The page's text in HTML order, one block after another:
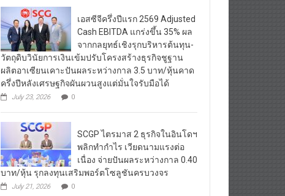
เอสซีจีครึ่งปีแรก 2569 Adjusted
Cash EBITDA แกร่งขึ้น 35% ผล
จากกลยุทธ์เชิงรุกบริหารต้นทุน-
วัตถุดิบวินัยการเงินเข้มปรับโครงสร้างธุรกิจชูฐาน
ผลิตอาเซียนเคาะปันผลระหว่างกาล 3.5 บาท/หุ้นคาด
ครึ่งปีหลังเศรษฐกิจผันผวนสูงแต่มั่นใจรับมือได้
July 23, 2026 0
SCGP ไตรมาส 2 ธุรกิจในอินโดฯ
พลิกทำกำไร เวียดนามแรงต่อ
เนื่อง จ่ายปันผลระหว่างกาล 0.40
บาท/หุ้น รุกลงทุนเสริมพอร์ตโซลูชันครบวงจร
July 21, 2026 0